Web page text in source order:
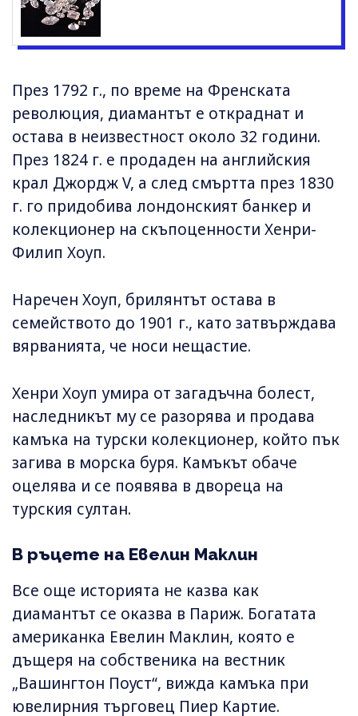
През 1792 г., по време на Френската
революция, диамантът е откраднат и
остава в неизвестност около 32 години.
През 1824 г. е продаден на английския
крал Джордж V, а след смъртта през 1830
г. го придобива лондонският банкер и
колекционер на скъпоценности Хенри-
Филип Хоуп.
Наречен Хоуп, брилянтът остава в
семейството до 1901 г., като затвърждава
вярванията, че носи нещастие.
Хенри Хоуп умира от загадъчна болест,
наследникът му се разорява и продава
камъка на турски колекционер, който пък
загива в морска буря. Камъкът обаче
оцелява и се появява в двореца на
турския султан.
В ръцете на Евелин Маклин
Все още историята не казва как
диамантът се оказва в Париж. Богатата
американка Евелин Маклин, която е
дъщеря на собственика на вестник
„Вашингтон Поуст“, вижда камъка при
ювелирния търговец Пиер Картие.